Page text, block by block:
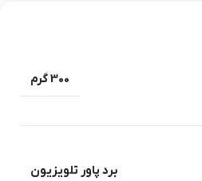
300 گرم
برد پاور تلویزیون